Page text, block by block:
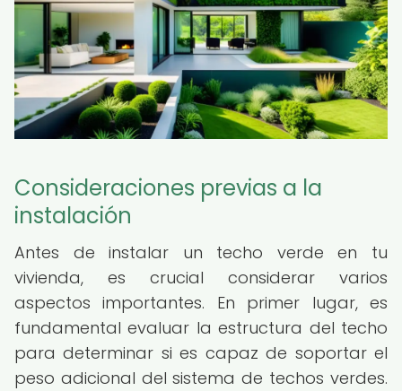
Consideraciones previas a la
instalación
Antes de instalar un techo verde en tu
vivienda, es crucial considerar varios
aspectos importantes. En primer lugar, es
fundamental evaluar la estructura del techo
para determinar si es capaz de soportar el
peso adicional del sistema de techos verdes.